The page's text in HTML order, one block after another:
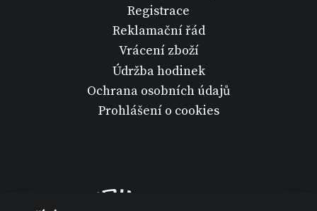
Registrace
Reklamační řád
Vrácení zboží
Údržba hodinek
Ochrana osobních údajů
Prohlášení o cookies